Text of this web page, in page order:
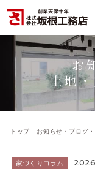
お
土地
トップ お知らせ・ブログ
家づくりコラム